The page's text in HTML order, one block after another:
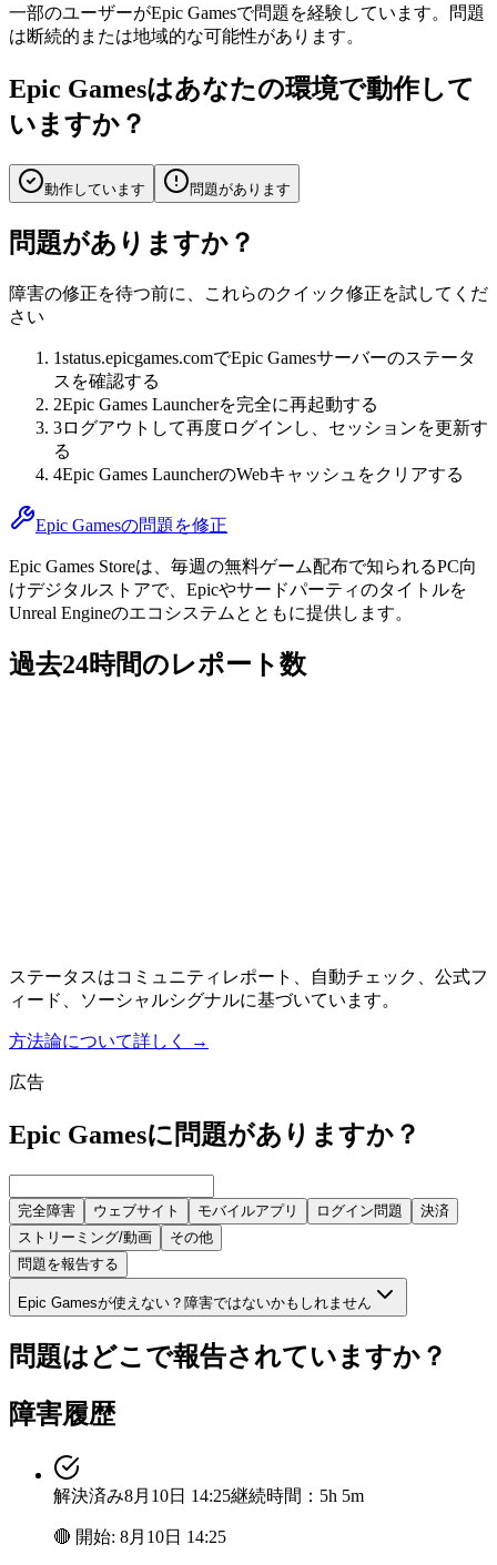
一部のユーザーがEpic Gamesで問題を経験しています。問題
は断続的または地域的な可能性があります。
Epic Gamesはあなたの環境で動作して
いますか？
動作しています 問題があります
問題がありますか？
障害の修正を待つ前に、これらのクイック修正を試してくだ
さい
1status.epicgames.comでEpic Gamesサーバーのステータ
スを確認する
2Epic Games Launcherを完全に再起動する
3ログアウトして再度ログインし、セッションを更新す
る
4Epic Games LauncherのWebキャッシュをクリアする
Epic Gamesの問題を修正
Epic Games Storeは、毎週の無料ゲーム配布で知られるPC向
けデジタルストアで、Epicやサードパーティのタイトルを
Unreal Engineのエコシステムとともに提供します。
過去24時間のレポート数
ステータスはコミュニティレポート、自動チェック、公式フ
ィード、ソーシャルシグナルに基づいています。
方法論について詳しく →
広告
Epic Gamesに問題がありますか？
完全障害 ウェブサイト モバイルアプリ ログイン問題
決済
ストリーミング/動画
その他
問題を報告する
Epic Gamesが使えない？障害ではないかもしれません
問題はどこで報告されていますか？
障害履歴
解決済み8月10日 14:25継続時間：5h 5m
🔴 開始: 8月10日 14:25